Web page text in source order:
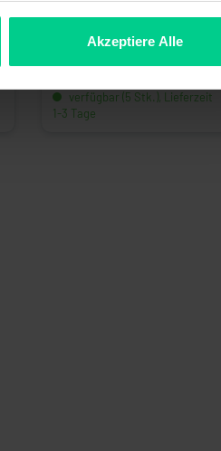
Akzeptiere Alle
Sicherheitszuhaltung - ZSA1121R
- Türverriegelung mit Zuhaltung
verfügbar (5 Stk.), Lieferzeit
1-3 Tage